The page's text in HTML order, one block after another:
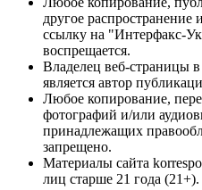
другое
ссылку на "Интерфакс-
воспрещается.
Владелец веб-страницы
является автор
Любое копирование,
фотографий и/или
принадлежащих
запрещено.
Материалы сайта
лиц старше 21 года